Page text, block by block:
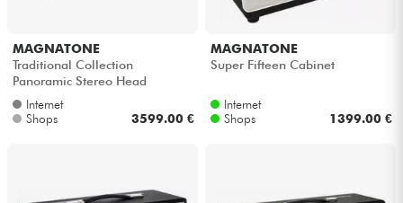
MAGNATONE
Traditional Collection
Panoramic Stereo Head
Internet
Shops
3599.00 €
MAGNATONE
Super Fifteen Cabinet
Internet
Shops
1399.00 €